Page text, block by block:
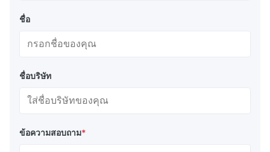
ชื่อ
ชื่อบริษัท
ข้อความสอบถาม*